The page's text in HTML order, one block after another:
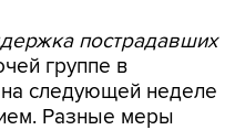
пострадавших
группе в
следующей неделе
Разные меры